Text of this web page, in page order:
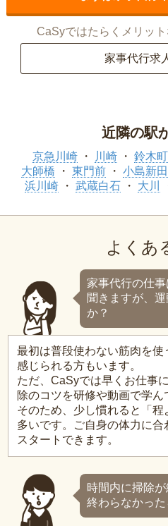
CaSyではたらくメリッ
家事代行求
近隣の駅
京急川崎 川崎 鈴木町
大師橋
東門前 小島新田
浜川崎
武蔵白石 大川
よくあ
家事代行の仕
聞きますが、
か？
最初は普段使わない筋肉を
感じられる方もいます。
ただ、CaSyでは早くお仕事
除のコツを研修や動画で学ん
そのため、少し慣れると「
多いです。ご自身の体力に合
スタートできます。
時間内に掃除
終わらなかっ